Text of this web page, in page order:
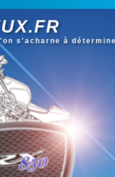
s'acharne à